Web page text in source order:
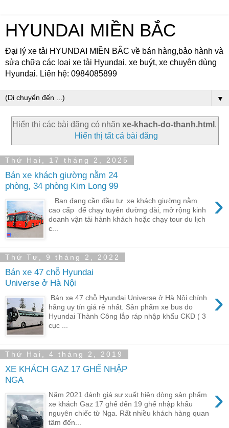
HYUNDAI MIỀN BẮC
Đại lý xe tải HYUNDAI MIỀN BẮC về bán hàng,bảo hành và
sửa chữa các loại xe tải Hyundai, xe buýt, xe chuyên dùng
Hyundai. Liên hệ: 0984085899
▼
Hiển thị các bài đăng có nhãn xe-khach-do-thanh.html .
Hiển thị tất cả bài đăng
Thứ Hai, 17 tháng 2, 2025
Bán xe khách giường nằm 24
phòng, 34 phòng Kim Long 99
›
Bạn đang cần đầu tư xe khách giường nằm
cao cấp để chạy tuyến đường dài, mở rộng kinh
doanh vận tải hành khách hoặc chạy tour du lịch
c...
Thứ Tư, 9 tháng 2, 2022
Bán xe 47 chỗ Hyundai
Universe ở Hà Nội
›
Bán xe 47 chỗ Hyundai Universe ở Hà Nội chính
hãng uy tín giá rẻ nhất. Sản phẩm xe bus do
Hyundai Thành Công lắp ráp nhập khẩu CKD ( 3
cục ...
Thứ Hai, 4 tháng 2, 2019
XE KHÁCH GAZ 17 GHẾ NHẬP
NGA
›
Năm 2021 đánh giá sự xuất hiện dòng sản phẩm
xe khách Gaz 17 ghế đến 19 ghế nhập khẩu
nguyên chiếc từ Nga. Rất nhiều khách hàng quan
tâm đến...